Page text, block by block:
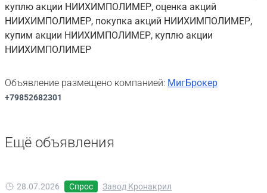
куплю акции НИИХИМПОЛИМЕР, оценка акций
НИИХИМПОЛИМЕР, покупка акций НИИХИМПОЛИМЕР,
купим акции НИИХИМПОЛИМЕР, куплю акции
НИИХИМПОЛИМЕР
Объявление размещено компанией: МигБрокер
+79852682301
Ещё объявления
28.07.2026 Спрос Завод Кронакрил